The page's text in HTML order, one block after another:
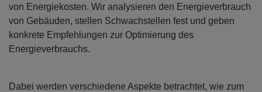
von Energiekosten. Wir analysieren den Energieverbrauch
von Gebäuden, stellen Schwachstellen fest und geben
konkrete Empfehlungen zur Optimierung des
Energieverbrauchs.
Dabei werden verschiedene Aspekte betrachtet, wie zum